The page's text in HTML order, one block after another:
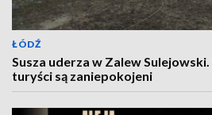
ŁÓDŹ
Susza uderza w Zalew
turyści są zaniepokojeni